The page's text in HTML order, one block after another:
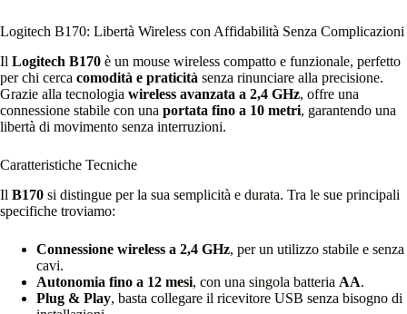
Logitech B170: Libertà Wireless con Affidabilità Senza Complicazioni
Il Logitech B170 è un mouse wireless compatto e funzionale, perfetto
per chi cerca comodità e praticità senza rinunciare alla precisione.
Grazie alla tecnologia wireless avanzata a 2,4 GHz, offre una
connessione stabile con una portata fino a 10 metri, garantendo una
libertà di movimento senza interruzioni.
Caratteristiche Tecniche
Il B170 si distingue per la sua semplicità e durata. Tra le sue principali
specifiche troviamo:
Connessione wireless a 2,4 GHz, per un utilizzo stabile e senza
cavi.
Autonomia fino a 12 mesi, con una singola batteria AA.
Plug & Play, basta collegare il ricevitore USB senza bisogno di